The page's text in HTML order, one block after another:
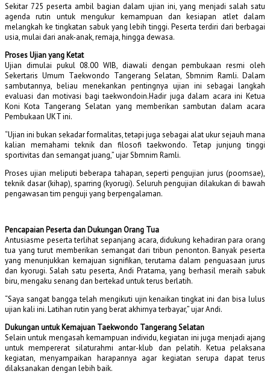
Sekitar 725 peserta ambil bagian dalam ujian ini, yang menjadi salah satu
agenda rutin untuk mengukur kemampuan dan kesiapan atlet dalam
melangkah ke tingkatan sabuk yang lebih tinggi. Peserta terdiri dari berbagai
usia, mulai dari anak-anak, remaja, hingga dewasa.
Proses Ujian yang Ketat
Ujian dimulai pukul 08.00 WIB, diawali dengan pembukaan resmi oleh
Sekertaris Umum Taekwondo Tangerang Selatan, Sbmnim Ramli. Dalam
sambutannya, beliau menekankan pentingnya ujian ini sebagai langkah
evaluasi dan motivasi bagi taekwondoin.Hadir juga dalam acara ini Ketua
Koni Kota Tangerang Selatan yang memberikan sambutan dalam acara
Pembukaan UKT ini.
“Ujian ini bukan sekadar formalitas, tetapi juga sebagai alat ukur sejauh mana
kalian memahami teknik dan filosofi taekwondo. Tetap junjung tinggi
sportivitas dan semangat juang,” ujar Sbmnim Ramli.
Proses ujian meliputi beberapa tahapan, seperti pengujian jurus (poomsae),
teknik dasar (kihap), sparring (kyorugi). Seluruh pengujian dilakukan di bawah
pengawasan tim penguji yang berpengalaman.
Pencapaian Peserta dan Dukungan Orang Tua
Antusiasme peserta terlihat sepanjang acara, didukung kehadiran para orang
tua yang turut memberikan semangat dari tribun penonton. Banyak peserta
yang menunjukkan kemajuan signifikan, terutama dalam penguasaan jurus
dan kyorugi. Salah satu peserta, Andi Pratama, yang berhasil meraih sabuk
biru, mengaku senang dan bertekad untuk terus berlatih.
“Saya sangat bangga telah mengikuti ujin kenaikan tingkat ini dan bisa lulus
ujian kali ini. Latihan rutin yang berat akhirnya terbayar,” ujar Andi.
Dukungan untuk Kemajuan Taekwondo Tangerang Selatan
Selain untuk mengasah kemampuan individu, kegiatan ini juga menjadi ajang
untuk mempererat silaturahmi antar-klub dan pelatih. Ketua pelaksana
kegiatan, menyampaikan harapannya agar kegiatan serupa dapat terus
dilaksanakan dengan lebih baik.